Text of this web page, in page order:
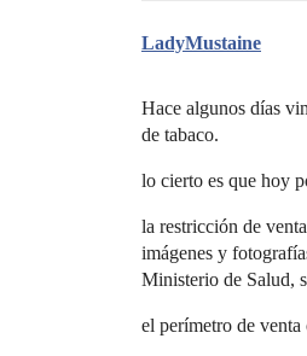
LadyMustaine
Hace algunos días
de tabaco.
lo cierto es que hoy
la restricción de
imágenes y
Ministerio de Salud,
el perímetro de venta